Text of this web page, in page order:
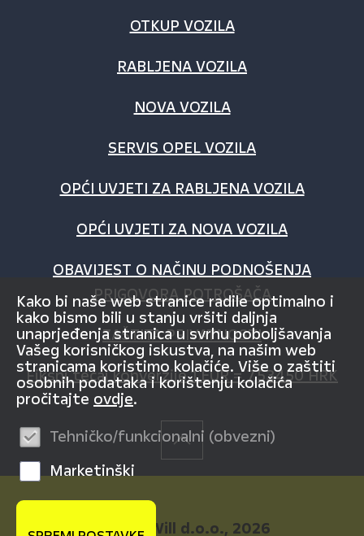
OTKUP VOZILA
RABLJENA VOZILA
NOVA VOZILA
SERVIS OPEL VOZILA
OPĆI UVJETI ZA RABLJENA VOZILA
OPĆI UVJETI ZA NOVA VOZILA
OBAVIJEST O NAČINU PODNOŠENJA
PRIGOVORA POTROŠAČA
ZAŠTITA PRIVATNOSTI
Fiksni tečaj konverzije 1 EUR = 7,53450 HRK
© AutoWill d.o.o., 2026
Kako bi naše web stranice radile optimalno i
kako bismo bili u stanju vršiti daljnja
unaprjeđenja stranica u svrhu poboljšavanja
Vašeg korisničkog iskustva, na našim web
stranicama koristimo kolačiće. Više o zaštiti
osobnih podataka i korištenju kolačića
pročitajte ovdje.
Tehničko/funkcionalni (obvezni)
Marketinški